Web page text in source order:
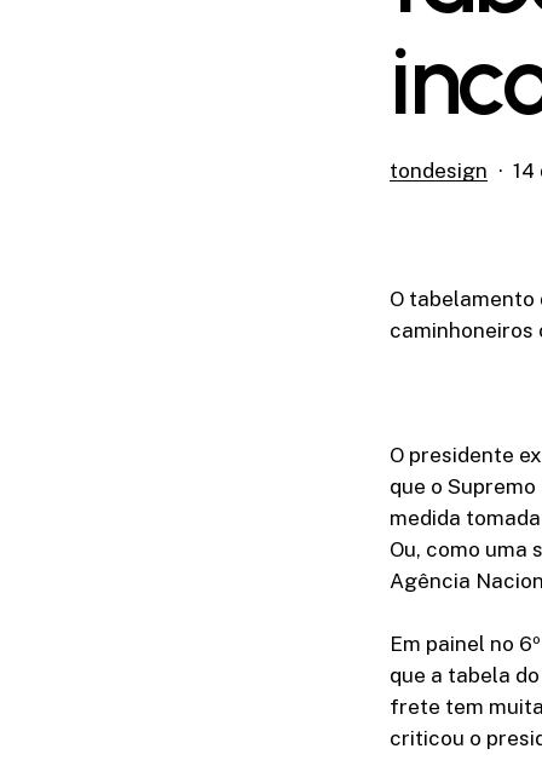
tondesign 14
O
caminhoneiros
O presidente
que o
medida
Ou, como uma
Agência
Em painel no
que a tabela
frete tem
criticou o